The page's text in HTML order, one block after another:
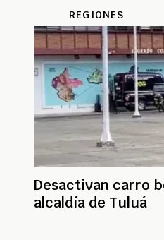
REGIONES
Desactivan carro
alcaldía de Tuluá